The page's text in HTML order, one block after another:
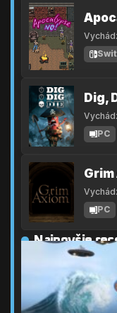
Dig,
PC
Grim
PC
Najnovšie